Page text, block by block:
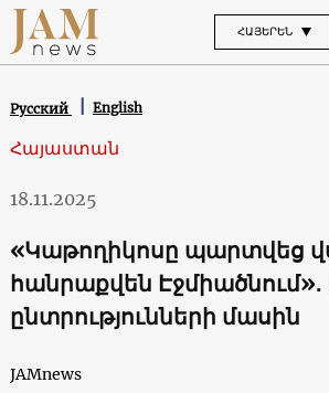
ՀԱՅԵՐԵՆ
Русский English
Հայաստան
18.11.2025
«Կաթողիկոսը պարտվեց
հանրաքվեն
ընտրությունների մասին
JAMnews